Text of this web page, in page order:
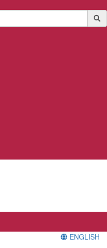
ENGLISH